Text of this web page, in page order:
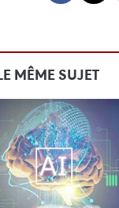
MÊME SUJET